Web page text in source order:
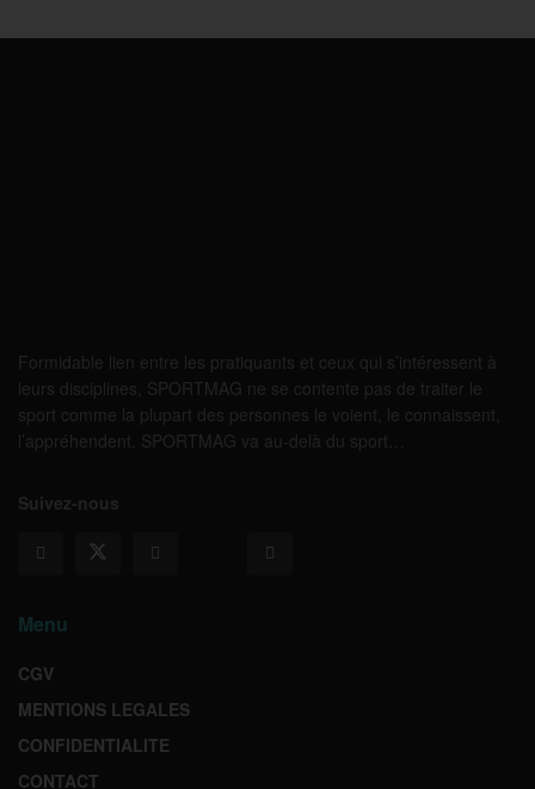
Formidable lien entre les pratiquants et ceux qui s’intéressent à
leurs disciplines, SPORTMAG ne se contente pas de traiter le
sport comme la plupart des personnes le voient, le connaissent,
l’appréhendent. SPORTMAG va au-delà du sport…
Suivez-nous
Menu
CGV
MENTIONS LEGALES
CONFIDENTIALITE
CONTACT